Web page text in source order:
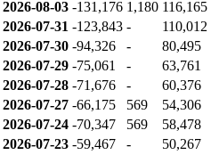
2026-07-10 -6,809 28
6,781
2026-07-09 -4,015 - 4,015
누적 순매수
날짜 개인 기관
외인
2026-08-07 -124,337 -
133,506
2026-08-06 -126,331 -
135,500